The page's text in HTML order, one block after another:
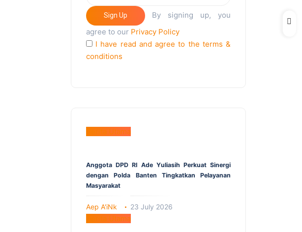
Sign Up
By signing up, you
agree to our Privacy Policy
I have read and agree to the terms &
conditions
Berita Utama
Anggota DPD RI Ade Yuliasih Perkuat Sinergi
dengan Polda Banten Tingkatkan Pelayanan
Masyarakat
Aep A'iNk 23 July 2026
Berita Utama